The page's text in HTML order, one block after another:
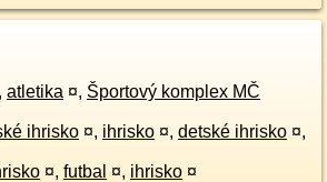
, atletika ¤, Športový komplex MČ
ihrisko ¤, ihrisko ¤, detské ihrisko ¤,
¤, futbal ¤, ihrisko ¤